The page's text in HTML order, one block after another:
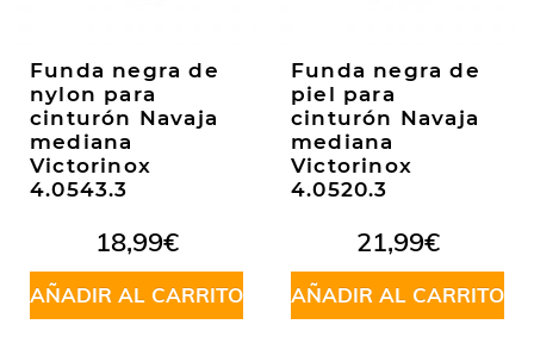
Funda negra de
nylon para
cinturón Navaja
mediana
Victorinox
4.0543.3
18,99€
AÑADIR AL CARRITO
Funda negra de
piel para
cinturón Navaja
mediana
Victorinox
4.0520.3
21,99€
AÑADIR AL CARRITO